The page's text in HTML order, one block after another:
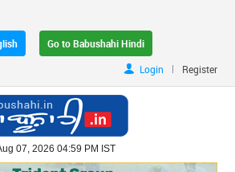
Go to Babushahi Hindi
Login
| Register
07, 2026 04:59 PM IST